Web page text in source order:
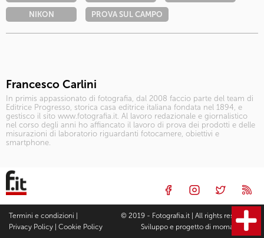
NIKON PROVA SUL CAMPO
Francesco Carlini
In primis appassionato di fotografia, dal 2008 faccio parte del team di
Editrice Progresso, storica casa editrice italiana fondata nel 1894, e
gestisco il sito www.fotografia.it. Al lavoro redazionale e giornalistico
nel corso degli anni ho affiancato il lavoro di prova dei prodotti e delle
misurazioni di laboratorio riguardanti fotocamere, obiettivi e
smartphone.
Termini e condizioni
Privacy Policy
Cookie Policy
© 2019 - Fotografia.it | All rights reserved |
Sviluppo e progetto di moma Studio